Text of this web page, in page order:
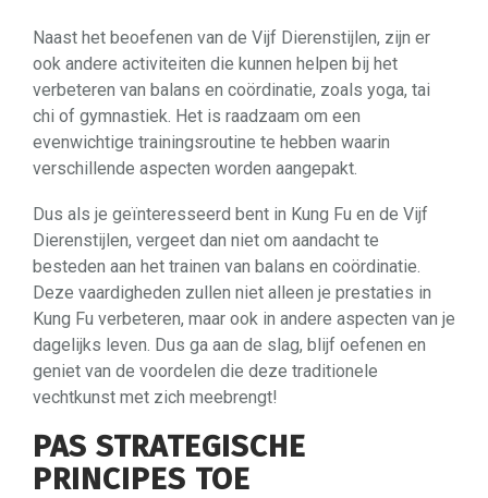
Naast het beoefenen van de Vijf Dierenstijlen, zijn er
ook andere activiteiten die kunnen helpen bij het
verbeteren van balans en coördinatie, zoals yoga, tai
chi of gymnastiek. Het is raadzaam om een
evenwichtige trainingsroutine te hebben waarin
verschillende aspecten worden aangepakt.
Dus als je geïnteresseerd bent in Kung Fu en de Vijf
Dierenstijlen, vergeet dan niet om aandacht te
besteden aan het trainen van balans en coördinatie.
Deze vaardigheden zullen niet alleen je prestaties in
Kung Fu verbeteren, maar ook in andere aspecten van je
dagelijks leven. Dus ga aan de slag, blijf oefenen en
geniet van de voordelen die deze traditionele
vechtkunst met zich meebrengt!
PAS STRATEGISCHE
PRINCIPES TOE